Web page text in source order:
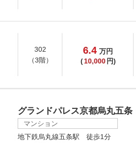
302
（3階）
6.4 万円
( 10,000 円)
グランドパレス京都烏丸五条
マンション
地下鉄烏丸線五条駅 徒歩1分